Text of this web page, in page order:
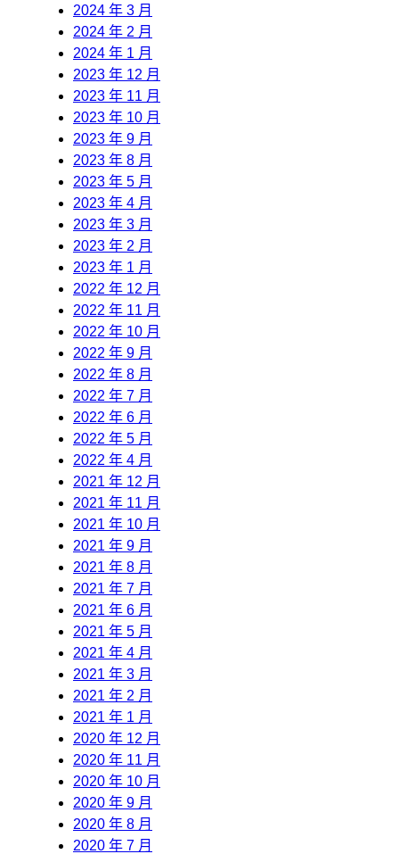
2024 年 3 月
2024 年 2 月
2024 年 1 月
2023 年 12 月
2023 年 11 月
2023 年 10 月
2023 年 9 月
2023 年 8 月
2023 年 5 月
2023 年 4 月
2023 年 3 月
2023 年 2 月
2023 年 1 月
2022 年 12 月
2022 年 11 月
2022 年 10 月
2022 年 9 月
2022 年 8 月
2022 年 7 月
2022 年 6 月
2022 年 5 月
2022 年 4 月
2021 年 12 月
2021 年 11 月
2021 年 10 月
2021 年 9 月
2021 年 8 月
2021 年 7 月
2021 年 6 月
2021 年 5 月
2021 年 4 月
2021 年 3 月
2021 年 2 月
2021 年 1 月
2020 年 12 月
2020 年 11 月
2020 年 10 月
2020 年 9 月
2020 年 8 月
2020 年 7 月